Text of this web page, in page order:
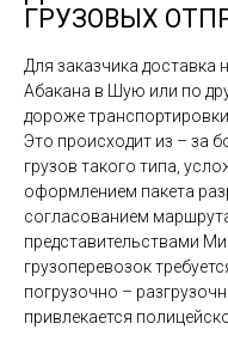
ГРУЗОВЫХ
Для заказчика доставка
Абакана в Шую или по
дороже
Это происходит из – за
грузов такого типа,
оформлением пакета
согласованием
представительствами
грузоперевозок
погрузочно –
привлекается